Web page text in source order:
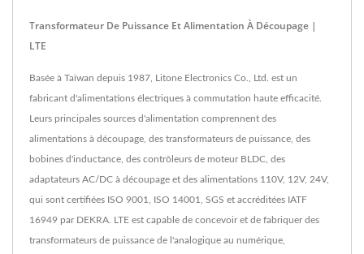
Transformateur De Puissance Et Alimentation À Découpage |
LTE
Basée à Taïwan depuis 1987, Litone Electronics Co., Ltd. est un
fabricant d'alimentations électriques à commutation haute efficacité.
Leurs principales sources d'alimentation comprennent des
alimentations à découpage, des transformateurs de puissance, des
bobines d'inductance, des contrôleurs de moteur BLDC, des
adaptateurs AC/DC à découpage et des alimentations 110V, 12V, 24V,
qui sont certifiées ISO 9001, ISO 14001, SGS et accréditées IATF
16949 par DEKRA. LTE est capable de concevoir et de fabriquer des
transformateurs de puissance de l'analogique au numérique,